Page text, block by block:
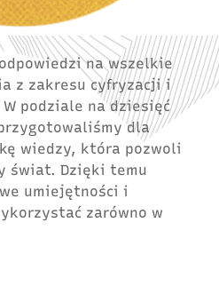
na wszelkie
z zakresu cyfryzacji i
podziale na dziesięć
dla
wiedzy, która pozwoli
świat. Dzięki temu
umiejętności i
zarówno w